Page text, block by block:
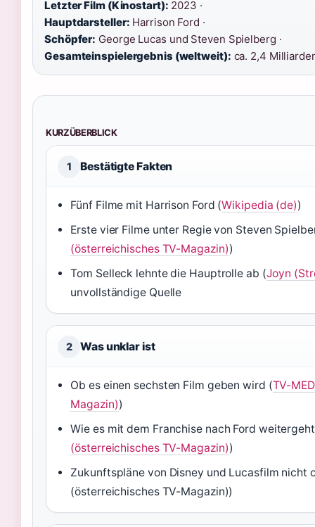
Letzter Film (Kinostart): 2023 ·
Hauptdarsteller: Harrison Ford ·
Schöpfer: George Lucas und Steven Spielberg ·
Gesamteinspielergebnis (weltweit): ca. 2,4
KURZÜBERBLICK
1 Bestätigte Fakten
Fünf Filme mit Harrison Ford (Wikipedia (de))
Erste vier Filme unter Regie von Steven
(österreichisches TV-Magazin))
Tom Selleck lehnte die Hauptrolle ab (Joyn
unvollständige Quelle
2 Was unklar ist
Ob es einen sechsten Film geben wird (TV-
Magazin))
Wie es mit dem Franchise nach Ford
(österreichisches TV-Magazin))
Zukunftspläne von Disney und Lucasfilm nicht
(österreichisches TV-Magazin))